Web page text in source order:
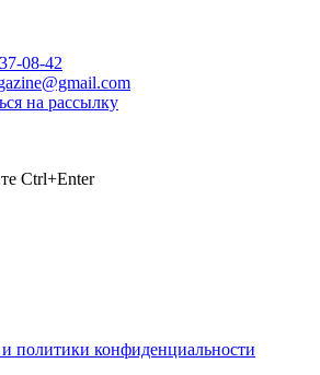
08-42
на рассылку
Ctrl+Enter
политики конфиденциальности